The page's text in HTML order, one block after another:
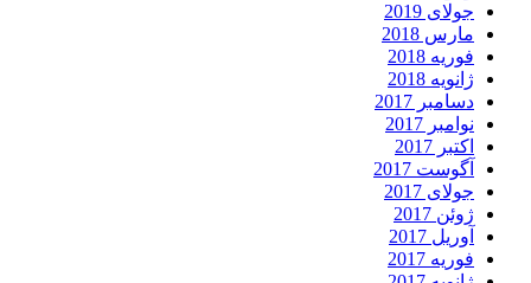
جولای 2019
مارس 2018
فوریه 2018
ژانویه 2018
دسامبر 2017
نوامبر 2017
اکتبر 2017
آگوست 2017
جولای 2017
ژوئن 2017
آوریل 2017
فوریه 2017